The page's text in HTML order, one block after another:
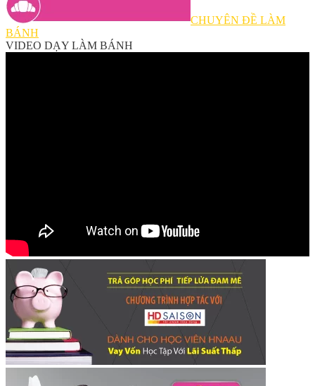
CHUYÊN ĐỀ LÀM
BÁNH
VIDEO DẠY LÀM BÁNH